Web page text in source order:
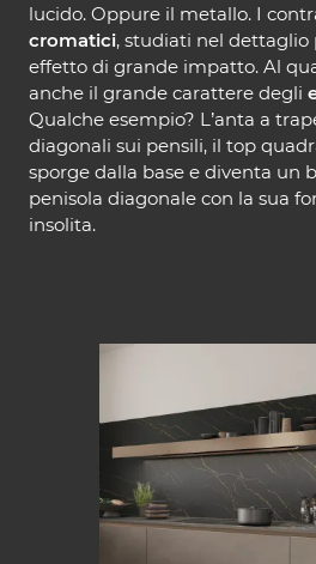
lucido. Oppure il metallo. I
cromatici, studiati nel dettaglio
effetto di grande impatto. Al
anche il grande carattere degli
Qualche esempio? L’anta a
diagonali sui pensili, il top
sporge dalla base e diventa un
penisola diagonale con la sua
insolita.